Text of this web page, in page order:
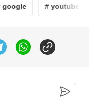
google # youtube